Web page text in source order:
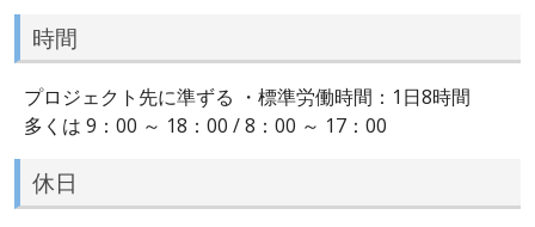
時間
プロジェクト先に準ずる ・標準労働時間：1日8時間
多くは 9：00 ～ 18：00 / 8：00 ～ 17：00
休日